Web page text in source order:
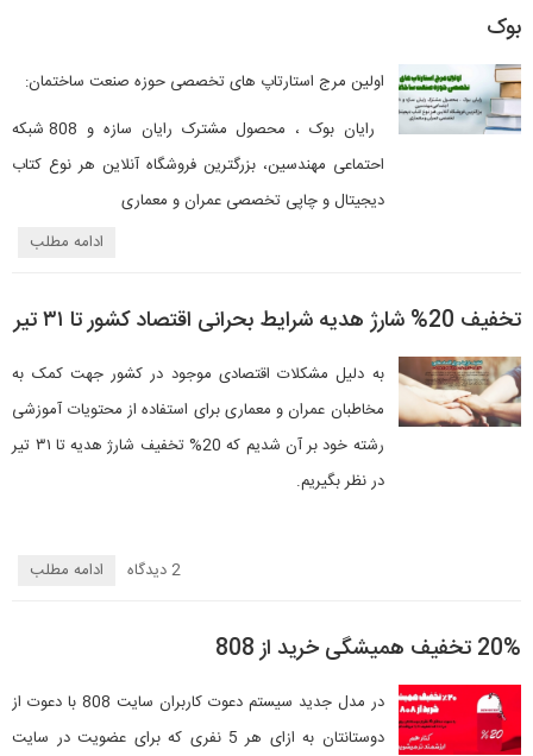
بوک
اولین مرج استارتاپ های تخصصی حوزه صنعت ساختمان:
رایان بوک ، محصول مشترک رایان سازه و 808 شبکه
احتماعی مهندسین، بزرگترین فروشگاه آنلاین هر نوع کتاب
دیجیتال و چاپی تخصصی عمران و معماری
ادامه مطلب
تخفیف 20% شارژ هدیه شرایط بحرانی اقتصاد کشور تا ۳۱ تیر
به دلیل مشکلات اقتصادی موجود در کشور جهت کمک به
مخاطبان عمران و معماری برای استفاده از محتویات آموزشی
رشته خود بر آن شدیم که 20% تخفیف شارژ هدیه تا ۳۱ تیر
در نظر بگیریم.
ادامه مطلب
20% تخفیف همیشگی خرید از 808
در مدل جدید سیستم دعوت کاربران سایت 808 با دعوت از
دوستانتان به ازای هر 5 نفری که برای عضویت در سایت